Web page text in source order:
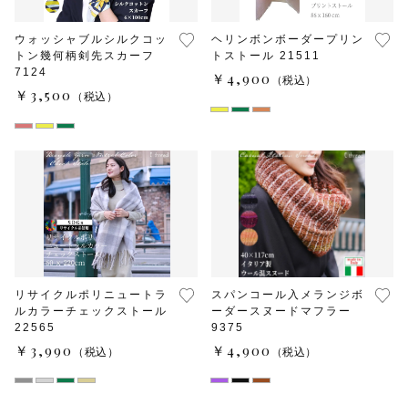
ウォッシャブルシルクコッ
トン幾何柄剣先スカーフ
7124
￥3,500 （税込）
ヘリンボンボーダープリン
トストール 21511
￥4,900 （税込）
リサイクルポリニュートラ
ルカラーチェックストール
22565
￥3,990 （税込）
スパンコール入メランジボ
ーダースヌードマフラー
9375
￥4,900 （税込）